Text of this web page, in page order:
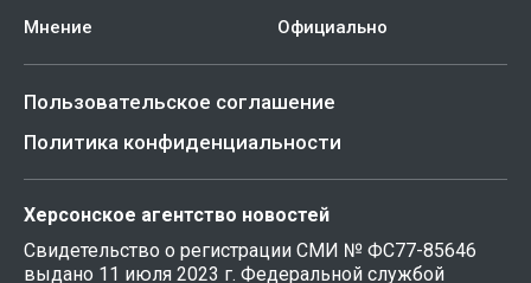
Мнение
Официально
Пользовательское соглашение
Политика конфиденциальности
Херсонское агентство новостей
Свидетельство о регистрации СМИ № ФС77-85646
выдано 11 июля 2023 г. Федеральной службой